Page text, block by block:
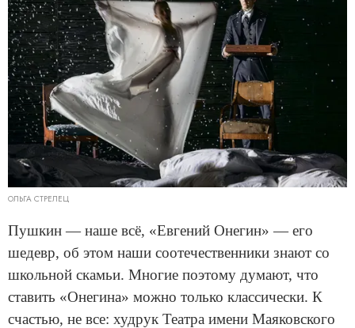
ОЛЬГА СТРЕЛЕЦ
Пушкин — наше всё, «Евгений Онегин» — его
шедевр, об этом наши соотечественники знают со
школьной скамьи. Многие поэтому думают, что
ставить «Онегина» можно только классически. К
счастью, не все: худрук Театра имени Маяковского